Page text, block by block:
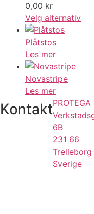
0,00 kr
Velg alternativ
Plåtstos
Les mer
Novastripe
Les mer
KontaktPROTEGA
6B
231 66
Trelleborg
Sverige